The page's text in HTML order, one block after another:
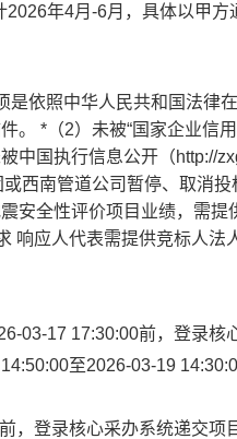
2026年4月-6月，具体以甲方
是依照中华人民共和国法律
。 *（2）未被“国家企业信
中国执行信息公开（http://
西南管道公司暂停、取消
安全性评价项目业绩，需
响应人代表需提供竞标人
03-17 17:30:00前，登录核
至2026-03-19
，登录核心采办系统递交项